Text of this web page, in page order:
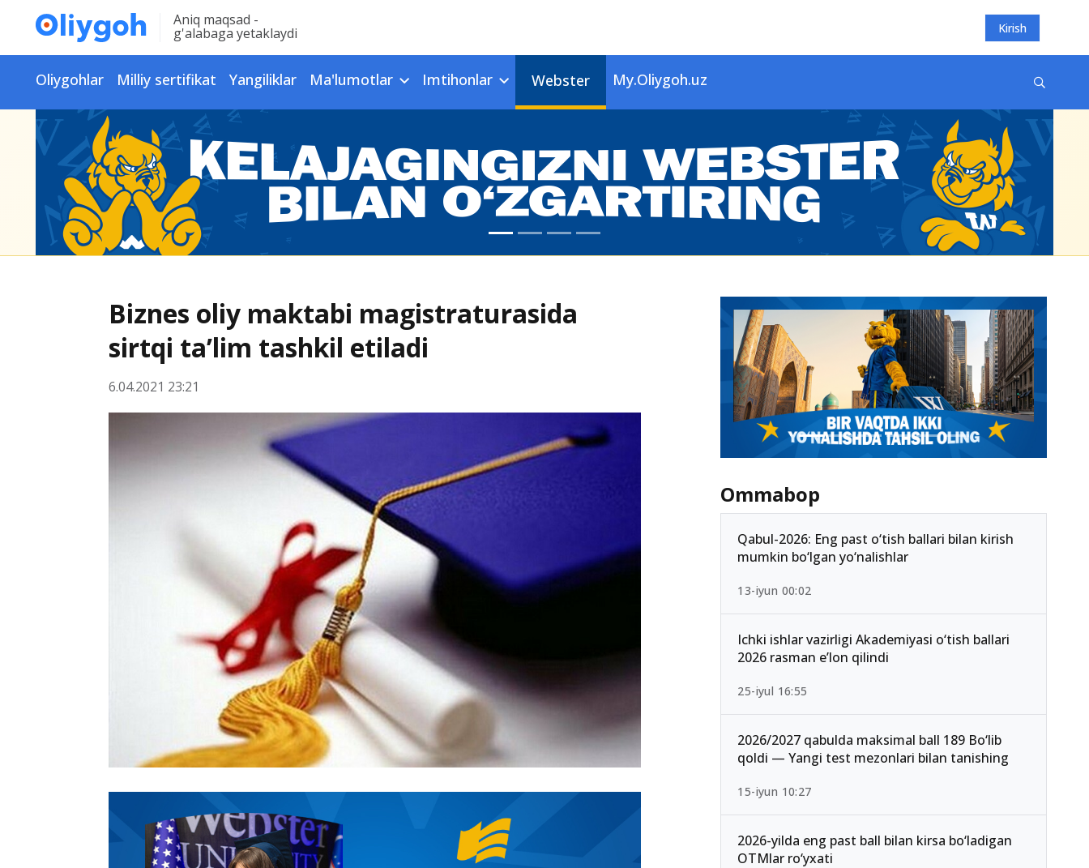
Aniq maqsad -
g'alabaga yetaklaydi Kirish
Oliygohlar Milliy sertifikat Yangiliklar Ma'lumotlar Imtihonlar Webster My.Oliygoh.uz
Biznes oliy maktabi magistraturasida
sirtqi ta’lim tashkil etiladi
6.04.2021 23:21
Ommabop
Qabul-2026: Eng past o‘tish ballari bilan kirish
mumkin bo‘lgan yo‘nalishlar
13-iyun 00:02
Ichki ishlar vazirligi Akademiyasi o‘tish ballari
2026 rasman e’lon qilindi
25-iyul 16:55
2026/2027 qabulda maksimal ball 189 Bo‘lib
qoldi — Yangi test mezonlari bilan tanishing
15-iyun 10:27
2026-yilda eng past ball bilan kirsa bo‘ladigan
OTMlar ro‘yxati